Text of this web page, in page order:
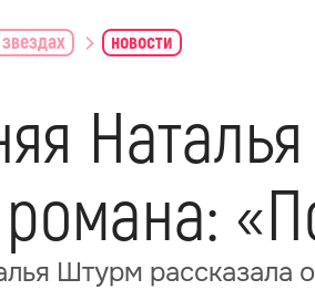
новости
Штурм рассказала